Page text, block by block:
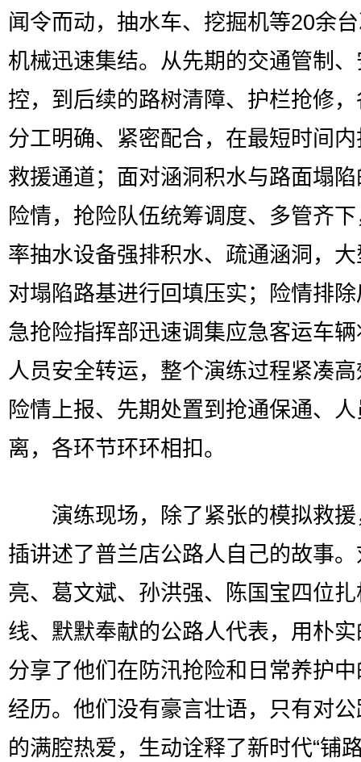
闻令而动，抽水车、挖掘机等20余
机械迅速集结。从先期的交通管制
控，到后续的路树清障、护栏抢修
分工明确、紧密配合，在最短时间
救援通道；面对涵洞积水与路面塌
险情，抢险队伍统筹调度、多管齐
率抽水设备强排积水、疏通涵洞，
对塌陷路基进行回填压实；险情排
急抢险指挥部迅速调集应急客运车
人员安全转运，整个演练过程紧凑
险情上报、先期处置到抢通保通、
离，各环节环环相扣。
演练现场，除了紧张的模拟救援
插讲述了普兰店公路人自己的故事
亮、葛文斌、孙洪强、陈国宝四位
线、默默奉献的公路人代表，用朴
分享了他们在防汛抢险和日常养护
经历。他们没有豪言壮语，只有对
的满腔热爱，生动诠释了新时代“铺